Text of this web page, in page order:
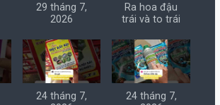
29 tháng 7,
2026
Ra hoa đậu
trái và to trái
24 tháng 7,
24 tháng 7,